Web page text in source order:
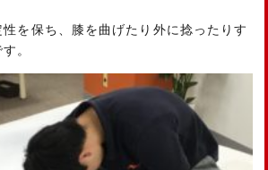
を保ち、膝を曲げたり外に捻ったりす
。